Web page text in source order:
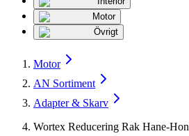
Motor
Övrigt
Motor
AN Sortiment
Adapter & Skarv
Wortex Reducering Rak Hane-